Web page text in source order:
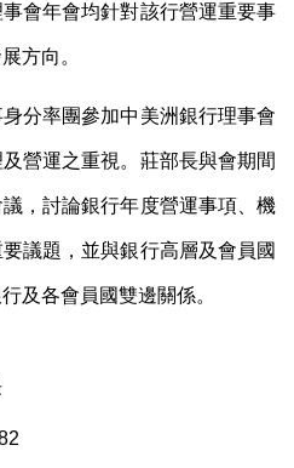
會年會均針對該行營運重要事
方向。
分率團參加中美洲銀行理事會
營運之重視。莊部長與會期間
，討論銀行年度營運事項、機
議題，並與銀行高層及會員國
及各會員國雙邊關係。